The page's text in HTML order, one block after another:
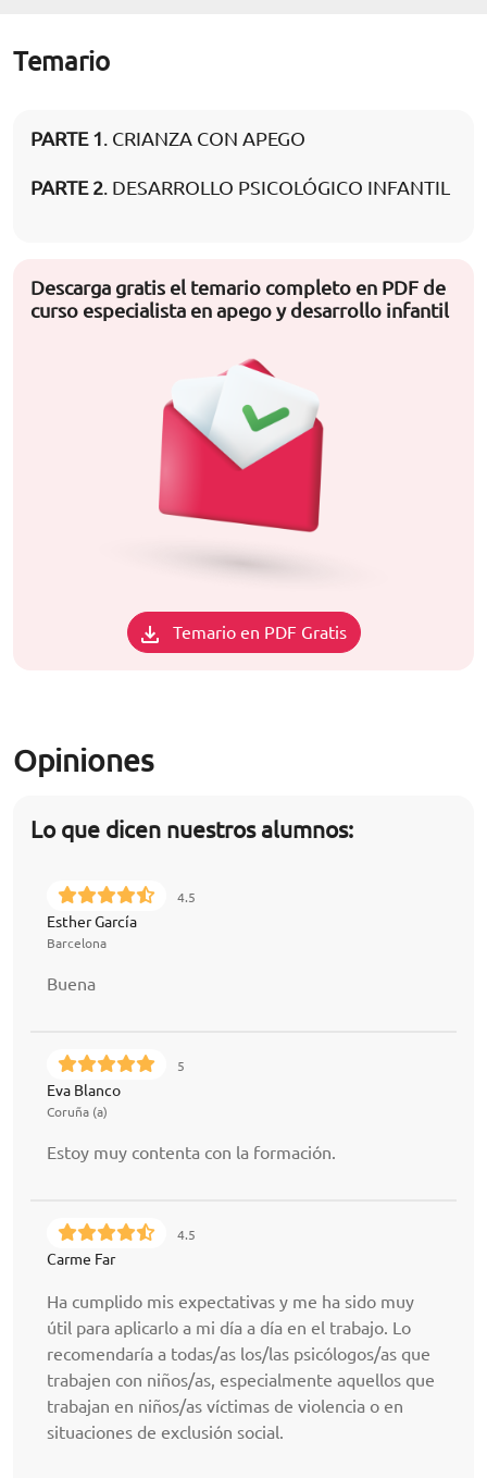
Temario
PARTE 1. CRIANZA CON APEGO
PARTE 2. DESARROLLO PSICOLÓGICO INFANTIL
Descarga gratis el temario completo en PDF de
curso especialista en apego y desarrollo infantil
Temario en PDF Gratis
Opiniones
Lo que dicen nuestros alumnos:
4.5
Esther García
Barcelona
Buena
5
Eva Blanco
Coruña (a)
Estoy muy contenta con la formación.
4.5
Carme Far
Ha cumplido mis expectativas y me ha sido muy
útil para aplicarlo a mi día a día en el trabajo. Lo
recomendaría a todas/as los/las psicólogos/as que
trabajen con niños/as, especialmente aquellos que
trabajan en niños/as víctimas de violencia o en
situaciones de exclusión social.